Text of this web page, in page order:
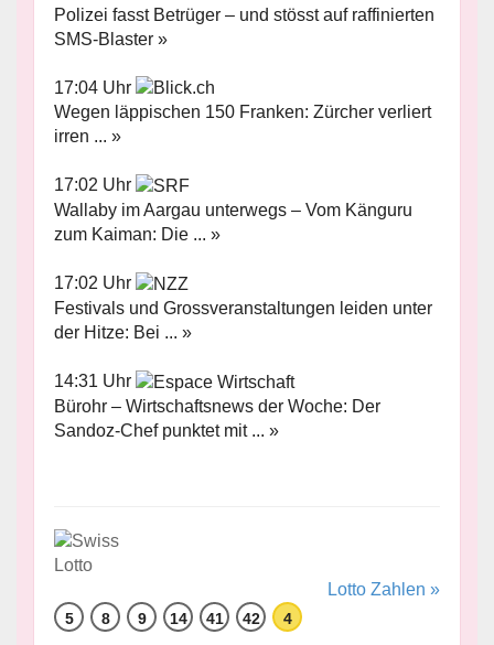
Polizei fasst Betrüger – und stösst auf raffinierten
SMS-Blaster »
17:04 Uhr
Wegen läppischen 150 Franken: Zürcher verliert
irren ... »
17:02 Uhr
Wallaby im Aargau unterwegs – Vom Känguru
zum Kaiman: Die ... »
17:02 Uhr
Festivals und Grossveranstaltungen leiden unter
der Hitze: Bei ... »
14:31 Uhr
Bürohr – Wirtschaftsnews der Woche: Der
Sandoz-Chef punktet mit ... »
Lotto Zahlen »
5 8 9 14 41 42 4